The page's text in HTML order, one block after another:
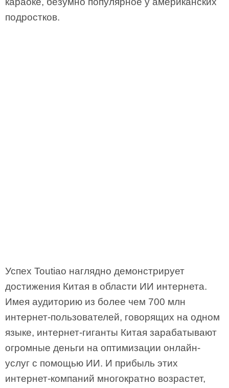
подростков.
Успех Toutiao наглядно демонстрирует
достижения Китая в области ИИ интернета.
Имея аудиторию из более чем 700 млн
интернет-пользователей, говорящих на одном
языке, интернет-гиганты Китая зарабатывают
огромные деньги на оптимизации онлайн-
услуг с помощью ИИ. И прибыль этих
интернет-компаний многократно возрастет,